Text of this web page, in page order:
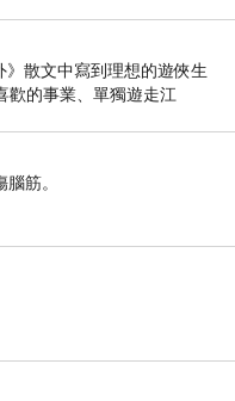
散文中寫到理想的遊俠生
歡的事業、單獨遊走江
筋。